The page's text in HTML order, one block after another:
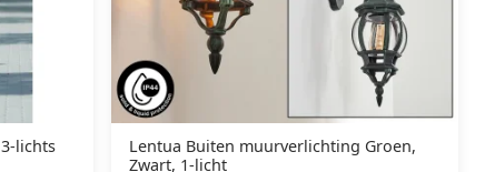
3-lichts
Lentua Buiten muurverlichting Groen,
Zwart, 1-licht